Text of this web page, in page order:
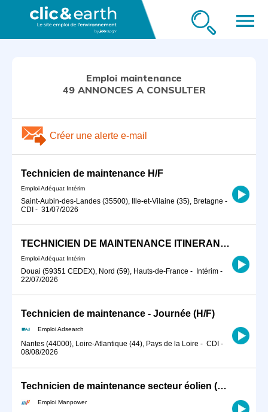
menu
Emploi maintenance
49 ANNONCES A CONSULTER
Créer une alerte e-mail
Technicien de maintenance H/F
Emploi Adéquat Intérim
Saint-Aubin-des-Landes (35500), Ille-et-Vilaine (35), Bretagne -
CDI - 31/07/2026
TECHNICIEN DE MAINTENANCE ITINERANT H/F
Emploi Adéquat Intérim
Douai (59351 CEDEX), Nord (59), Hauts-de-France - Intérim -
22/07/2026
Technicien de maintenance - Journée (H/F)
Emploi Adsearch
Nantes (44000), Loire-Atlantique (44), Pays de la Loire - CDI -
08/08/2026
Technicien de maintenance secteur éolien (H/F)
Emploi Manpower